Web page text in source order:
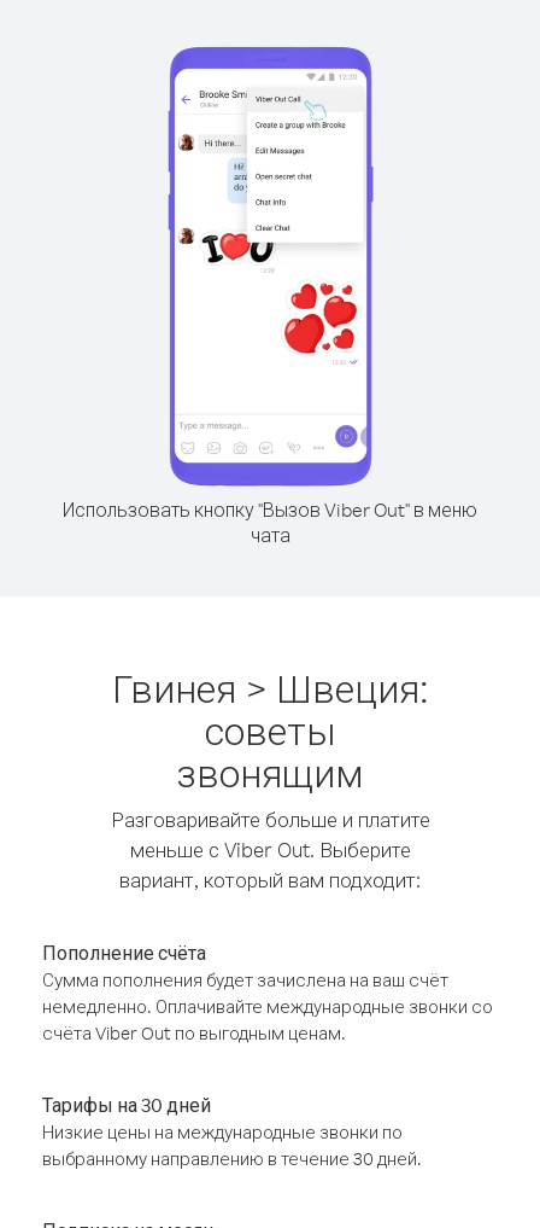
Использовать кнопку "Вызов Viber Out" в меню
чата
Гвинея > Швеция:
советы
звонящим
Разговаривайте больше и платите
меньше с Viber Out. Выберите
вариант, который вам подходит:
Пополнение счёта
Сумма пополнения будет зачислена на ваш счёт
немедленно. Оплачивайте международные звонки со
счёта Viber Out по выгодным ценам.
Тарифы на 30 дней
Низкие цены на международные звонки по
выбранному направлению в течение 30 дней.